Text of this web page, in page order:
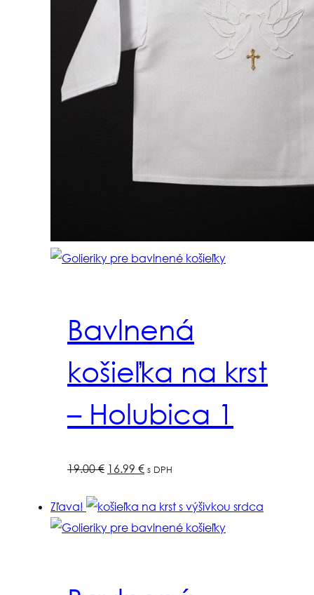
Bavlnená
košieľka na krst
– Holubica 1
19.00€ Pôvodná
bola:
19.00 €.
16.99 €Aktuálna
je:
16.99 €.
s DPH
Zľava!